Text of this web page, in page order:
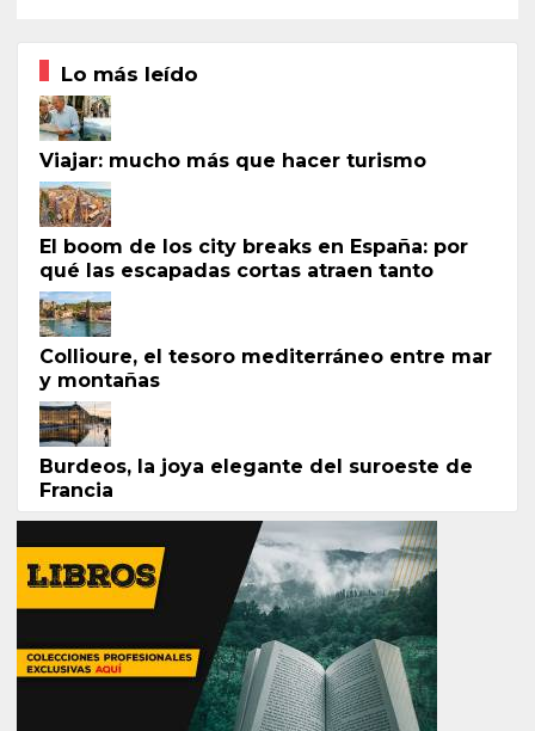
Lo más leído
Viajar: mucho más que hacer turismo
El boom de los city breaks en España: por
qué las escapadas cortas atraen tanto
Collioure, el tesoro mediterráneo entre mar
y montañas
Burdeos, la joya elegante del suroeste de
Francia